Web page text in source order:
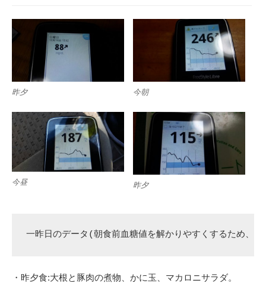
昨夕 今朝
今昼 昨夕
一昨日のデータ(朝食前血糖値を解かりやすくするため、
・昨夕食:大根と豚肉の煮物、かに玉、マカロニサラダ。